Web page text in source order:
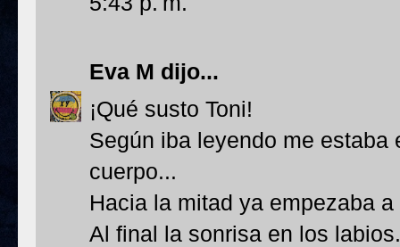
Eva M dijo...
¡Qué susto Toni!
Según iba leyendo me estaba
cuerpo...
Hacia la mitad ya empezaba
Al final la sonrisa en los